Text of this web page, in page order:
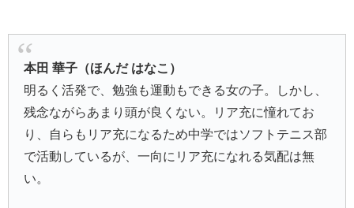
本田 華子（ほんだ はなこ）
明るく活発で、勉強も運動もできる女の子。しかし、
残念ながらあまり頭が良くない。リア充に憧れてお
り、自らもリア充になるため中学ではソフトテニス部
で活動しているが、一向にリア充になれる気配は無
い。